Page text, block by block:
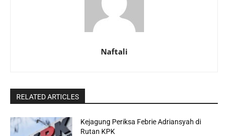
Naftali
RELATED ARTICLES
Kejagung Periksa Febrie Adriansyah di
Rutan KPK